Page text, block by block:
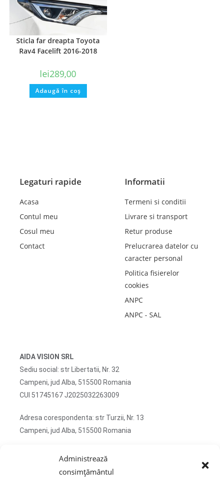
Administrează
consimțământul
Sticla far dreapta Toyota
Rav4 Facelift 2016-2018
lei289,00
Adaugă în coș
Legaturi rapide
Acasa
Contul meu
Cosul meu
Contact
Informatii
Termeni si conditii
Livrare si transport
Retur produse
Prelucrarea datelor cu
caracter personal
Politica fisierelor
cookies
ANPC
ANPC - SAL
AIDA VISION SRL
Sediu social: str Libertatii, Nr. 32
Campeni, jud Alba, 515500 Romania
CUI 51745167 J2025032263009
Adresa corespondenta: str Turzii, Nr. 13
Campeni, jud Alba, 515500 Romania
Nu detinem magazin de prezentare, comenzile se